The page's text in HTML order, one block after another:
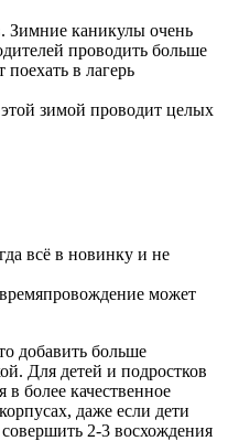
Зимние каникулы очень
проводить больше
поехать в лагерь
этой зимой проводит целых
всё в новинку и не
времяпровождение может
добавить больше
Для детей и подростков
в более качественное
даже если дети
совершить 2-3 восхождения